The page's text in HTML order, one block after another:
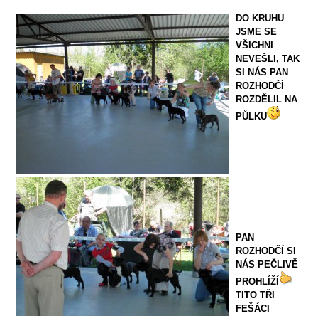
DO KRUHU
JSME SE
VŠICHNI
NEVEŠLI, TAK
SI NÁS PAN
ROZHODČÍ
ROZDĚLIL NA
PŮLKU
PAN
ROZHODČÍ SI
NÁS PEČLIVĚ
PROHLÍŽÍ
TITO TŘI
FEŠÁCI